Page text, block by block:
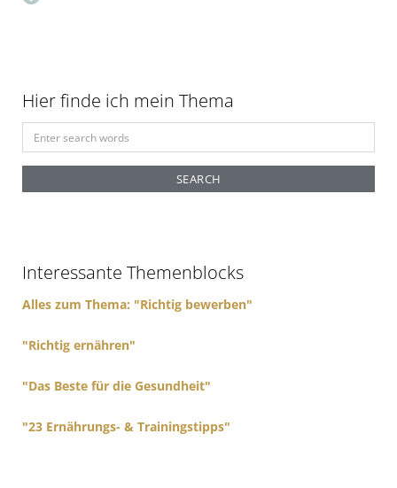
Hier finde ich mein Thema
e
r
o
Interessante Themenblocks
Alles zum Thema: "Richtig bewerben"
"Richtig ernähren"
"Das Beste für die Gesundheit"
"23 Ernährungs- & Trainingstipps"